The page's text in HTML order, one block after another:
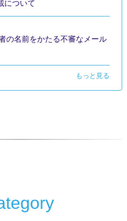
について
の名前をかたる不審なメール
もっと見る